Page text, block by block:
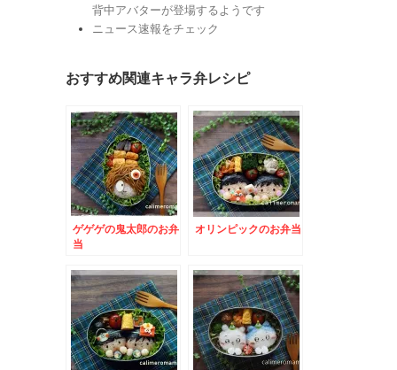
背中アバターが登場するようです
ニュース速報をチェック
おすすめ関連キャラ弁レシピ
ゲゲゲの鬼太郎のお弁
当
オリンピックのお弁当